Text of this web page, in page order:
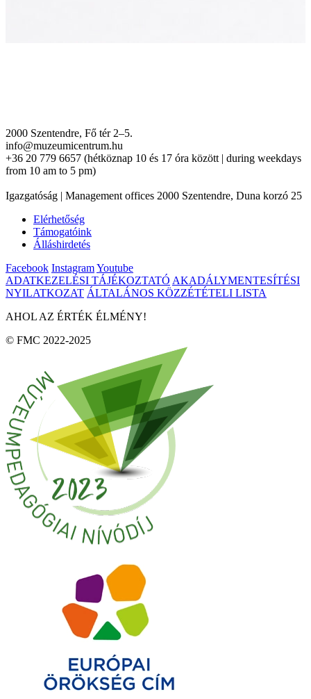
2000 Szentendre, Fő tér 2–5.
info@muzeumicentrum.hu
+36 20 779 6657 (hétköznap 10 és 17 óra között | during weekdays
from 10 am to 5 pm)
Igazgatóság | Management offices 2000 Szentendre, Duna korzó 25
Elérhetőség
Támogatóink
Álláshirdetés
Facebook InstagramYoutube
ADATKEZELÉSI TÁJÉKOZTATÓ AKADÁLYMENTESÍTÉSI
NYILATKOZAT ÁLTALÁNOS KÖZZÉTÉTELI LISTA
AHOL AZ ÉRTÉK ÉLMÉNY!
© FMC 2022-2025